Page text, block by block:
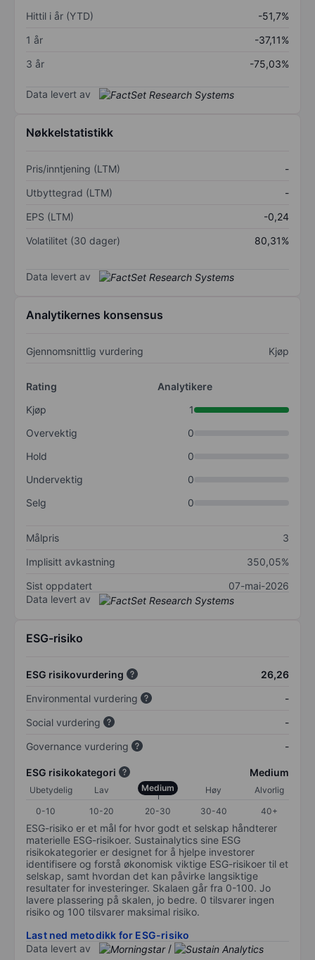
Hittil i år (YTD)
-51,7%
1 år
-37,11%
3 år
-75,03%
Data levert av
Nøkkelstatistikk
Pris/inntjening (LTM)
-
Utbyttegrad (LTM)
-
EPS (LTM)
-0,24
Volatilitet (30 dager)
80,31%
Data levert av
Analytikernes konsensus
Gjennomsnittlig vurdering Kjøp
Rating
Analytikere
Kjøp
1
Overvektig
0
Hold
0
Undervektig
0
Selg
0
Målpris
3
Implisitt avkastning
350,05%
Sist oppdatert
07-mai-2026
Data levert av
ESG-risiko
ESG risikovurdering
26,26
Environmental vurdering
-
Social vurdering
-
Governance vurdering
-
ESG risikokategori Medium
Ubetydelig Lav Medium Høy
Alvorlig
0-10
10-20 20-30 30-40 40+
ESG-risiko er et mål for hvor godt et selskap håndterer
materielle ESG-risikoer. Sustainalytics sine ESG
risikokategorier er designet for å hjelpe investorer
identifisere og forstå økonomisk viktige ESG-risikoer til et
selskap, samt hvordan det kan påvirke langsiktige
resultater for investeringer. Skalaen går fra 0-100. Jo
lavere plassering på skalen, jo bedre. 0 tilsvarer ingen
risiko og 100 tilsvarer maksimal risiko.
Last ned metodikk for ESG-risiko
Data levert av
/